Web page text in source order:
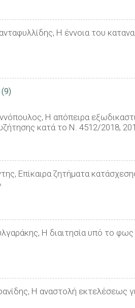
Η έννοια του
(9)
Η απόπειρα
κατά το Ν. 4512/2018,
Επίκαιρα ζητήματα
Η διαιτησία υπό το
Η αναστολή εκτελέσεως